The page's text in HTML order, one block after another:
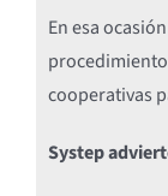
En esa
cooperativas
Systep